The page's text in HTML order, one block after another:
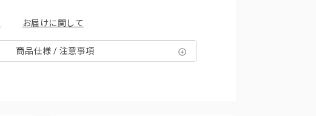
お届けに関して
商品仕様 / 注意事項